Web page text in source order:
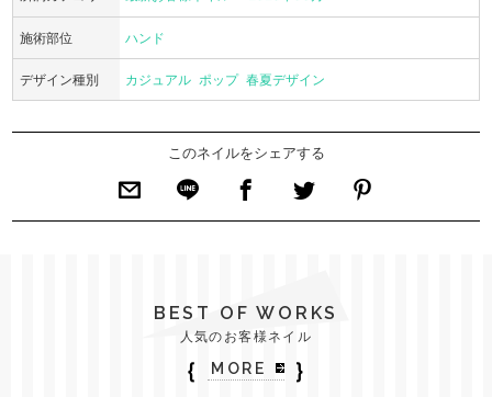
施術部位 ハンド
デザイン種別 カジュアル ポップ 春夏デザイン
このネイルをシェアする
BEST OF WORKS
人気のお客様ネイル
｛ MORE ｝